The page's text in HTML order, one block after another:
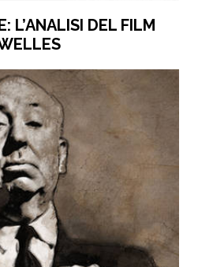
L’ANALISI DEL FILM